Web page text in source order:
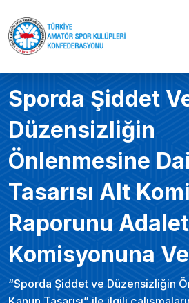
Sporda Şiddet
Düzensizliğin
Önlenmesine
Tasarısı Alt
Raporunu Adalet
Komisyonuna
“Sporda Şiddet ve Düzensizliğin